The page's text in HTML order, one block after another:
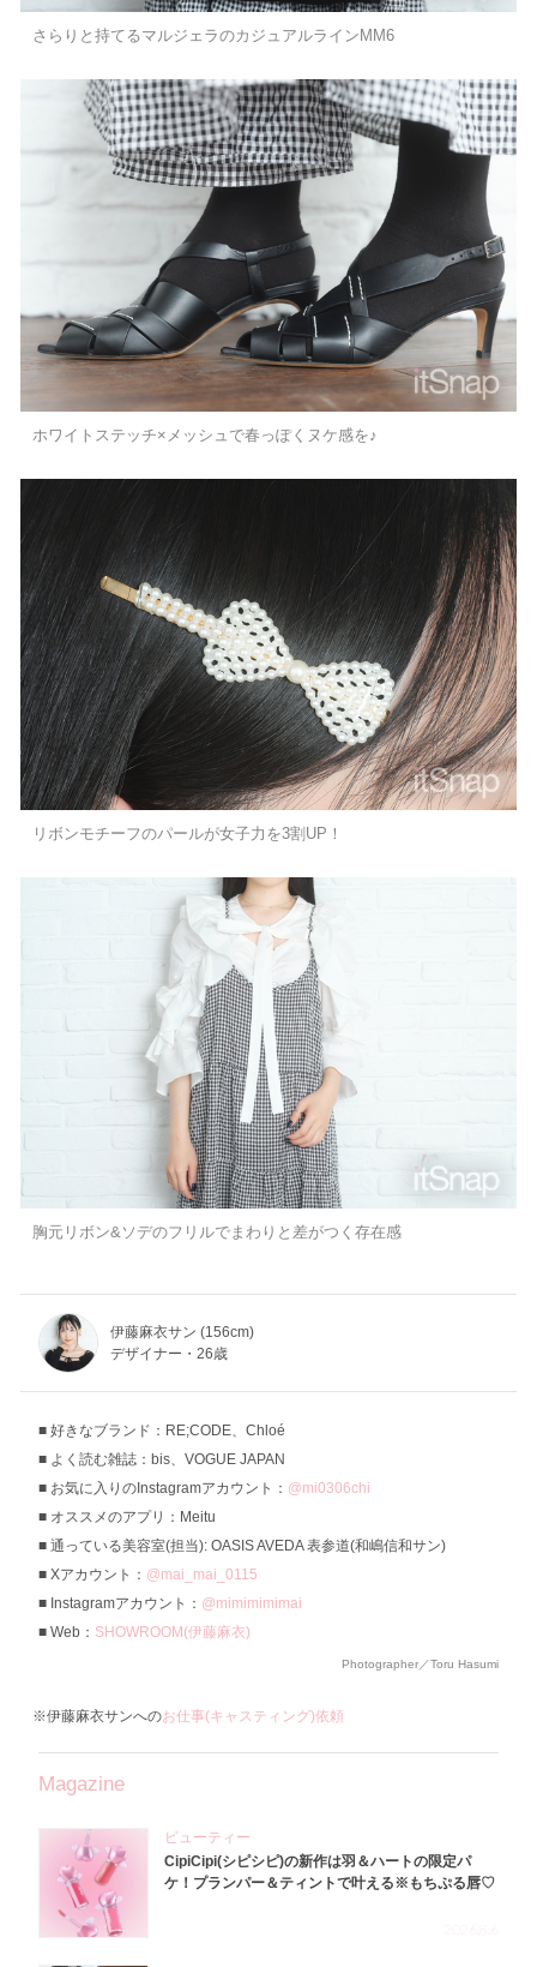
さらりと持てるマルジェラのカジュアルラインMM6
ホワイトステッチ×メッシュで春っぽくヌケ感を♪
リボンモチーフのパールが女子力を3割UP！
胸元リボン&ソデのフリルでまわりと差がつく存在感
伊藤麻衣サン (156cm)
デザイナー・26歳
好きなブランド：RE;CODE、Chloé
よく読む雑誌：bis、VOGUE JAPAN
お気に入りのInstagramアカウント： @mi0306chi
オススメのアプリ：Meitu
通っている美容室(担当): OASIS AVEDA 表参道(和嶋信和サン)
Xアカウント： @mai_mai_0115
Instagramアカウント： @mimimimimai
Web： SHOWROOM(伊藤麻衣)
Photographer／Toru Hasumi
※伊藤麻衣サンへのお仕事(キャスティング)依頼
Magazine
ビューティー
CipiCipi(シピシピ)の新作は羽＆ハートの限定パ
ケ！プランパー＆ティントで叶える※もちぷる唇♡